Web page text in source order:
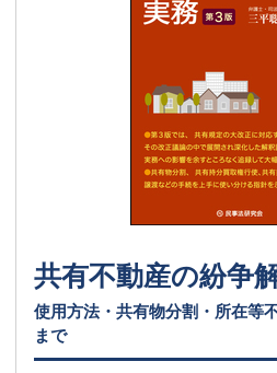
共有不動産の紛争
使用方法・共有物分割・所在等
まで